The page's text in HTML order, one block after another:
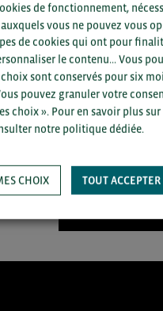
Pour voir les
département et
de fonctionnement,
vous ne pouvez vous
de cookies qui ont pour
le contenu... Vous
sont conservés pour six
pouvez granuler votre
choix ». Pour en savoir plus
notre politique dédiée.
CHOIX TOUT ACCEPTER